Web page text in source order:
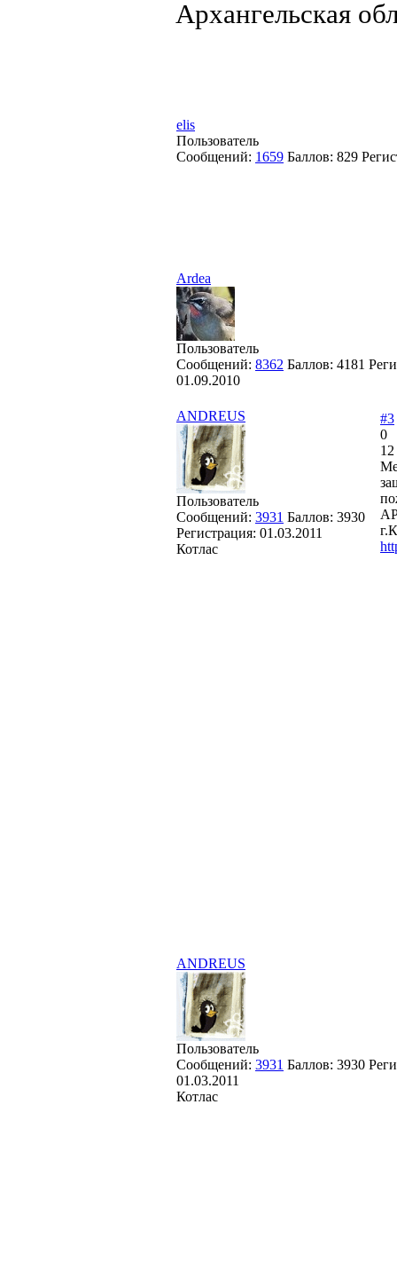
Архангельская
elis
Пользователь
Сообщений: 1659 Баллов: 829
Ardea
Пользователь
Сообщений: 8362 Баллов: 4181
01.09.2010
ANDREUS
Пользователь
Сообщений: 3931 Баллов: 3930
Регистрация: 01.03.2011
Котлас
#3
0
ANDREUS
Пользователь
Сообщений: 3931 Баллов: 3930
01.03.2011
Котлас